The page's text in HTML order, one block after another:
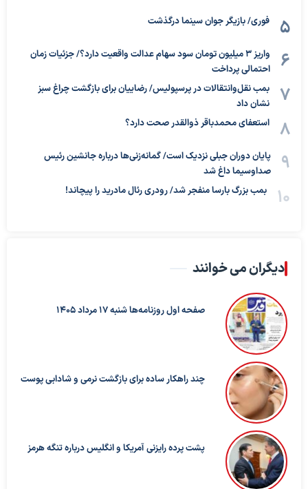
فوری/ بازیگر جوان سینما درگذشت
واریز ۳ میلیون تومان سود سهام عدالت واقعیت دارد؟/ جزئیات زمان
احتمالی پرداخت
بمب نقل‌وانتقالات در پرسپولیس/ رضاییان برای بازگشت چراغ سبز
نشان داد
استعفای محمدباقر ذوالقدر صحت دارد؟
پایان دوران جبلی نزدیک است/ گمانه‌زنی‌ها درباره جانشین رئیس
صداوسیما داغ شد
بمب بزرگ بارسا منفجر شد/ رودری رئال مادرید را پیچاند!
دیگران می خوانند
صفحه اول روزنامه‌ها شنبه 17 مرداد 1405
چند راهکار ساده برای بازگشت نرمی و شادابی پوست
پشت پرده رایزنی آمریکا و انگلیس درباره تنگه هرمز